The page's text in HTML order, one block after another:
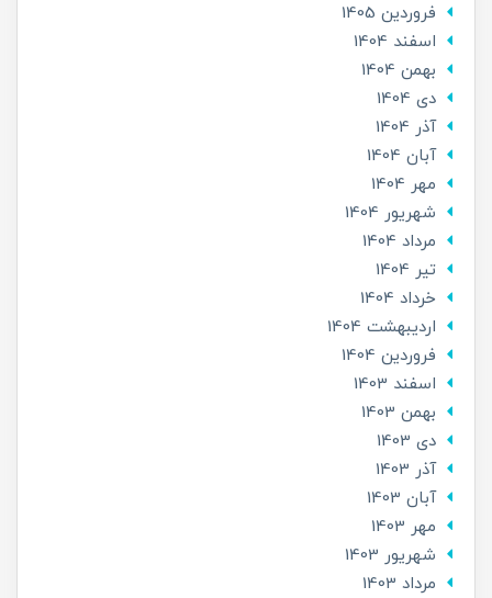
فروردین 1405
اسفند 1404
بهمن 1404
دی 1404
آذر 1404
آبان 1404
مهر 1404
شهریور 1404
مرداد 1404
تير 1404
خرداد 1404
ارديبهشت 1404
فروردین 1404
اسفند 1403
بهمن 1403
دی 1403
آذر 1403
آبان 1403
مهر 1403
شهریور 1403
مرداد 1403